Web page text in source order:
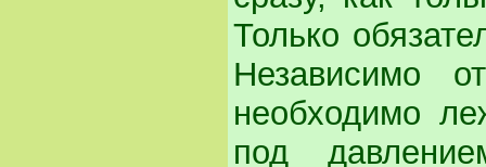
Только
Независимо
необходимо
под